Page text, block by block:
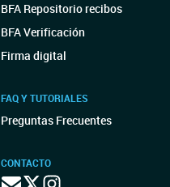
BFA Repositorio recibos
BFA Verificación
Firma digital
FAQ Y TUTORIALES
Preguntas Frecuentes
CONTACTO